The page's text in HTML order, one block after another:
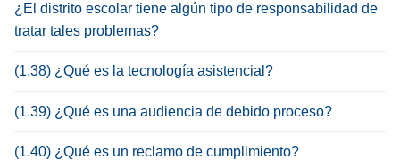
¿El distrito escolar tiene algún tipo de responsabilidad de
tratar tales problemas?
(1.38) ¿Qué es la tecnología asistencial?
(1.39) ¿Qué es una audiencia de debido proceso?
(1.40) ¿Qué es un reclamo de cumplimiento?